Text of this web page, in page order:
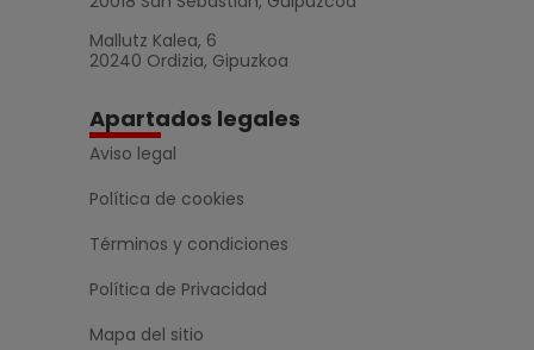
Mallutz Kalea, 6
20240 Ordizia, Gipuzkoa
Apartados legales
Aviso legal
Política de cookies
Términos y condiciones
Política de Privacidad
Mapa del sitio